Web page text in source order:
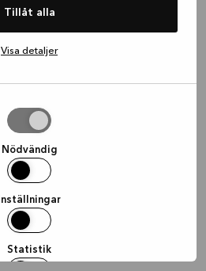
Tillåt alla
Visa detaljer
Nödvändig
Inställningar
Statistik